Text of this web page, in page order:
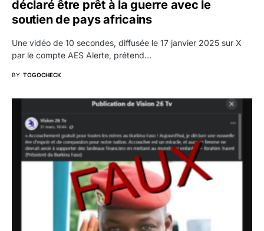
déclaré être prêt à la guerre avec le
soutien de pays africains
Une vidéo de 10 secondes, diffusée le 17 janvier 2025 sur X
par le compte AES Alerte, prétend…
BY TOGOCHECK